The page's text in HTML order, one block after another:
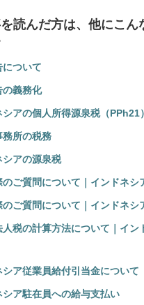
読んだ方は、他にこん
ついて
の義務化
アの個人所得源泉税（PPh21）
務所の税務
シアの源泉税
のご質問について｜インドネシ
のご質問について｜インドネシ
人税の計算方法について｜イン
シア従業員給付引当金について
シア駐在員への給与支払い